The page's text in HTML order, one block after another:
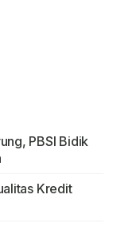
PBSI Bidik
Kredit